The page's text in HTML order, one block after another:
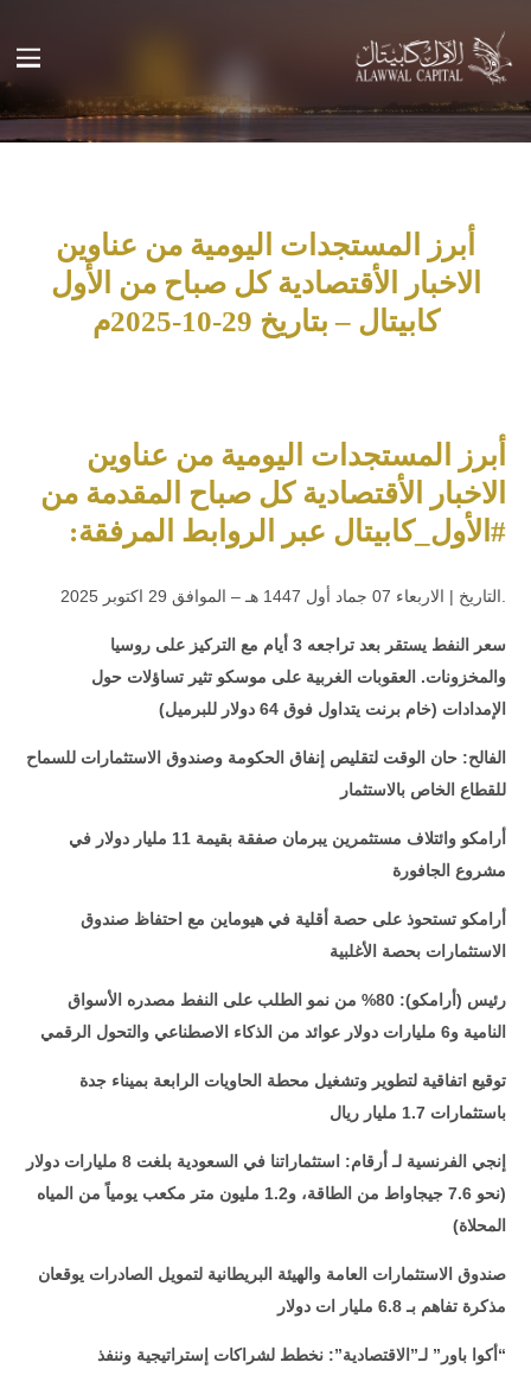
أبرز المستجدات اليومية من عناوين
الاخبار الأقتصادية كل صباح من الأول
كابيتال – بتاريخ 29-10-2025م
أبرز المستجدات اليومية من عناوين
الاخبار الأقتصادية كل صباح المقدمة من
#الأول_كابيتال عبر الروابط المرفقة:
.التاريخ | الاربعاء 07 جماد أول 1447 هـ – الموافق 29 اكتوبر 2025
سعر النفط يستقر بعد تراجعه 3 أيام مع التركيز على روسيا
والمخزونات. العقوبات الغربية على موسكو تثير تساؤلات حول
الإمدادات (خام برنت يتداول فوق 64 دولار للبرميل)
الفالح: حان الوقت لتقليص إنفاق الحكومة وصندوق الاستثمارات للسماح
للقطاع الخاص بالاستثمار
أرامكو وائتلاف مستثمرين يبرمان صفقة بقيمة 11 مليار دولار في
مشروع الجافورة
أرامكو تستحوذ على حصة أقلية في هيوماين مع احتفاظ صندوق
الاستثمارات بحصة الأغلبية
رئيس (أرامكو): 80% من نمو الطلب على النفط مصدره الأسواق
النامية و6 مليارات دولار عوائد من الذكاء الاصطناعي والتحول الرقمي
توقيع اتفاقية لتطوير وتشغيل محطة الحاويات الرابعة بميناء جدة
باستثمارات 1.7 مليار ريال
إنجي الفرنسية لـ أرقام: استثماراتنا في السعودية بلغت 8 مليارات دولار
(نحو 7.6 جيجاواط من الطاقة، و1.2 مليون متر مكعب يومياً من المياه
المحلاة)
صندوق الاستثمارات العامة والهيئة البريطانية لتمويل الصادرات يوقعان
مذكرة تفاهم بـ 6.8 مليار ات دولار
“أكوا باور” لـ”الاقتصادية”: نخطط لشراكات إستراتيجية وننفذ